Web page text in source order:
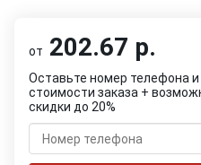
от 202.67 р.
Оставьте номер телефона
стоимости заказа +
скидки до 20%